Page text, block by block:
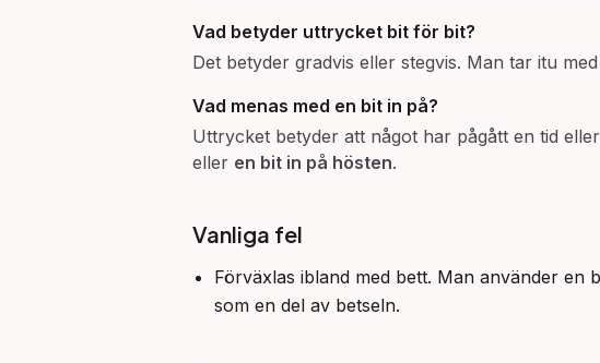
Vad betyder uttrycket bit för bit?
Det betyder gradvis eller stegvis. Man tar itu
Vad menas med en bit in på?
Uttrycket betyder att något har pågått en tid
eller en bit in på hösten.
Vanliga fel
Förväxlas ibland med bett. Man använder en
som en del av betseln.